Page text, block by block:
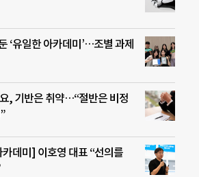
‘유일한 아카데미’…조별 과제
, 기반은 취약…“절반은 비정
데미] 이호영 대표 “선의를